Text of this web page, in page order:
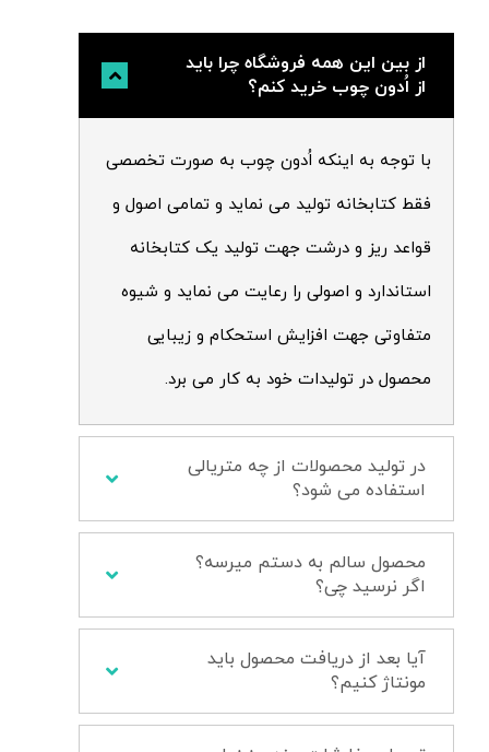
از بین این همه فروشگاه چرا باید
از اُدون چوب خرید کنم؟
با توجه به اینکه اُدون چوب به صورت تخصصی
فقط کتابخانه تولید می نماید و تمامی اصول و
قواعد ریز و درشت جهت تولید یک کتابخانه
استاندارد و اصولی را رعایت می نماید و شیوه
متفاوتی جهت افزایش استحکام و زیبایی
محصول در تولیدات خود به کار می برد.
در تولید محصولات از چه متریالی
استفاده می شود؟
محصول سالم به دستم میرسه؟
اگر نرسید چی؟
آیا بعد از دریافت محصول باید
مونتاژ کنیم؟